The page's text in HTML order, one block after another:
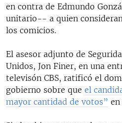
en contra de Edmundo
unitario-- a quien
los comicios.
El asesor adjunto de
Unidos, Jon Finer, en una
televisón CBS, ratificó el
gobierno sobre que el
mayor cantidad de votos” en